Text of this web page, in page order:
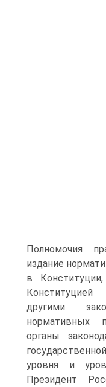
Полномочия
издание
в
другими
нормативных
органы
уровня и
Президент